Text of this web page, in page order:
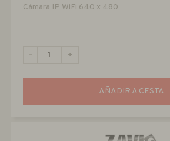
Cámara IP WiFi 640 x 480
- +
AÑADIR A CESTA